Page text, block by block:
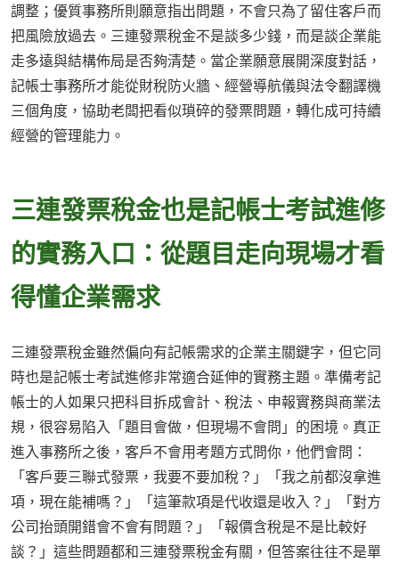
調整；優質事務所則願意指出問題，不會只為了留住客戶而
把風險放過去。三連發票稅金不是談多少錢，而是談企業能
走多遠與結構佈局是否夠清楚。當企業願意展開深度對話，
記帳士事務所才能從財稅防火牆、經營導航儀與法令翻譯機
三個角度，協助老闆把看似瑣碎的發票問題，轉化成可持續
經營的管理能力。
三連發票稅金也是記帳士考試進修
的實務入口：從題目走向現場才看
得懂企業需求
三連發票稅金雖然偏向有記帳需求的企業主關鍵字，但它同
時也是記帳士考試進修非常適合延伸的實務主題。準備考記
帳士的人如果只把科目拆成會計、稅法、申報實務與商業法
規，很容易陷入「題目會做，但現場不會問」的困境。真正
進入事務所之後，客戶不會用考題方式問你，他們會問：
「客戶要三聯式發票，我要不要加稅？」「我之前都沒拿進
項，現在能補嗎？」「這筆款項是代收還是收入？」「對方
公司抬頭開錯會不會有問題？」「報價含稅是不是比較好
談？」這些問題都和三連發票稅金有關，但答案往往不是單